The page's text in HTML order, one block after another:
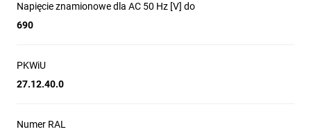
Napięcie znamionowe dla AC 50 Hz [V] do
690
PKWiU
27.12.40.0
Numer RAL